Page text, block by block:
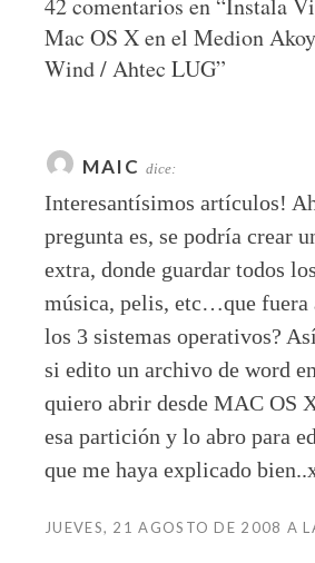
42 comentarios en “Instala
Mac OS X en el Medion
Wind / Ahtec LUG”
MAIC dice:
Interesantísimos artículos!
pregunta es, se podría crear
extra, donde guardar todos
música, pelis, etc…que fuera
los 3 sistemas operativos?
si edito un archivo de word
quiero abrir desde MAC OS
esa partición y lo abro para
que me haya explicado
JUEVES, 21 AGOSTO DE 2008 A